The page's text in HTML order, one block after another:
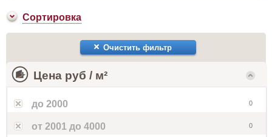
Сортировка
Очистить фильтр
Цена руб / м²
до 2000 0
от 2001 до 4000 0